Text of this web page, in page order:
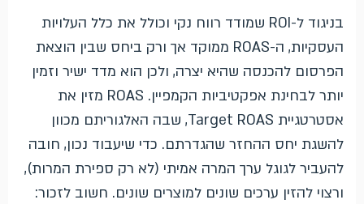
בניגוד ל-ROI שמודד רווח נקי וכולל את כלל העלויות
העסקיות, ה-ROAS ממוקד אך ורק ביחס שבין הוצאת
הפרסום להכנסה שהיא יצרה, ולכן הוא מדד ישיר וזמין
יותר לבחינת אפקטיביות הקמפיין. ROAS מזין את
אסטרטגיית Target ROAS, שבה האלגוריתם מכוון
להשגת יחס ההחזר שהגדרתם. כדי שיעבוד נכון, חובה
להעביר לגוגל ערך המרה אמיתי (לא רק ספירת המרות),
ורצוי להזין ערכים שונים למוצרים שונים. חשוב לזכור: